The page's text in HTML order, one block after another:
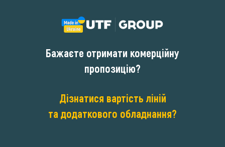
Бажаєте отримати комерційну
пропозицію?
Дізнатися вартість ліній
та додаткового обладнання?